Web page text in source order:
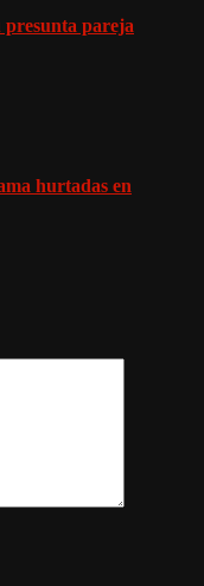
presunta pareja
hurtadas en